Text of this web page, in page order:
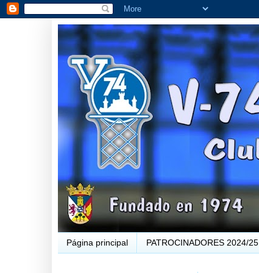
Página principal PATROCINADORES 2024/25